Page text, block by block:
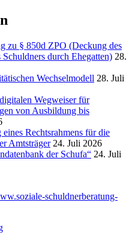
zu § 850d ZPO (Deckung des
durch Ehegatten) 28.
Wechselmodell 28. Juli
Wegweiser für
von Ausbildung bis
Rechtsrahmens für die
Amtsträger 24. Juli 2026
der Schufa“ 24. Juli
schuldnerberatung-